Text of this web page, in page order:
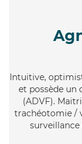
Intuitive,
et possède un
(ADVF).
trachéotomie /